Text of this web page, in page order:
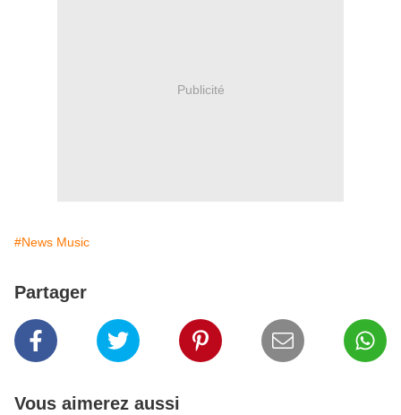
Publicité
#News Music
Partager
Vous aimerez aussi